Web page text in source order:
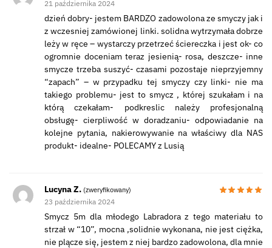
21 października 2024
dzień dobry- jestem BARDZO zadowolona ze smyczy jak i
z wczesniej zamówionej linki. solidna wytrzymała dobrze
leży w ręce – wystarczy przetrzeć ściereczka i jest ok- co
ogromnie doceniam teraz jesienią- rosa, deszcze- inne
smycze trzeba suszyć- czasami pozostaje nieprzyjemny
“zapach” – w przypadku tej smyczy czy linki- nie ma
takiego problemu- jest to smycz , której szukałam i na
którą czekałam- podkreslic należy profesjonalną
obsługę- cierpliwość w doradzaniu- odpowiadanie na
kolejne pytania, nakierowywanie na właściwy dla NAS
produkt- idealne- POLECAMY z Lusią
Lucyna Z. (zweryfikowany)
23 października 2024
Smycz 5m dla młodego Labradora z tego materiału to
strzał w “10”, mocna ,solidnie wykonana, nie jest ciężka,
nie plącze się, jestem z niej bardzo zadowolona, dla mnie